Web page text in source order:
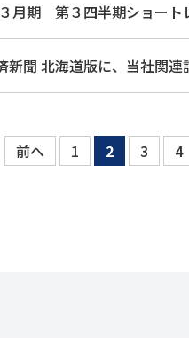
月期 第３四半期ショート
新聞 北海道版に、当社関連
前へ 1 2 3 4